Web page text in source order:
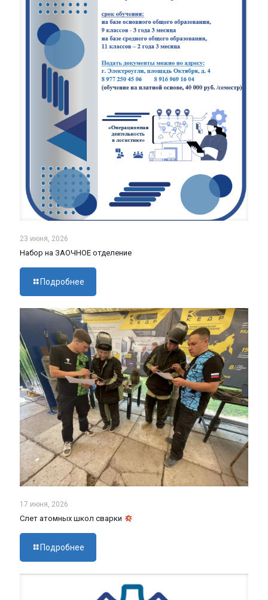
23 июня, 2026
Набор на ЗАОЧНОЕ отделение
Подробнее
17 июня, 2026
Слет атомных школ сварки
Подробнее